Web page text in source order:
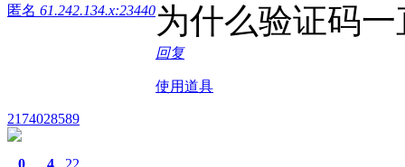
匿名 61.242.134.x:23440为什么验证码
回复
使用道具
2174028589
0 4 22